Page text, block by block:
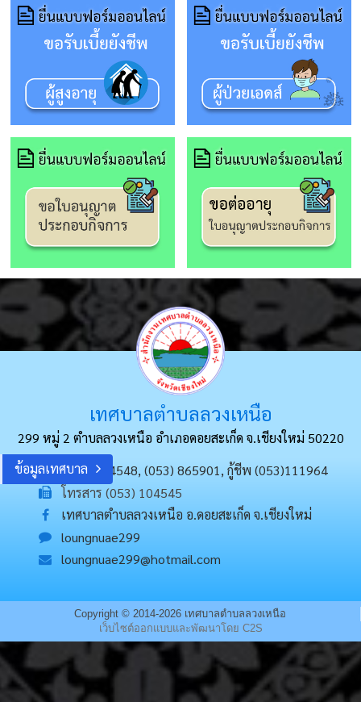
ข้อมูลเทศบาล
เทศบาลตำบลลวงเหนือ
299 หมู่ 2 ตำบลลวงเหนือ อำเภอดอยสะเก็ด จ.เชียงใหม่ 50220
(053) 104548, (053) 865901, กู้ชีพ (053)111964
โทรสาร (053) 104545
เทศบาลตำบลลวงเหนือ อ.ดอยสะเก็ด จ.เชียงใหม่
loungnuae299
loungnuae299@hotmail.com
Copyright © 2014-2026 เทศบาลตำบลลวงเหนือ
เว็บไซต์ออกแบบและพัฒนาโดย C2S